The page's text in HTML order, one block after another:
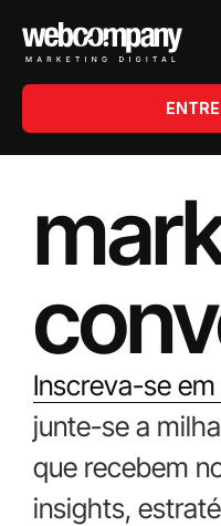
Inscreva-se
junte-se a
que recebem
insights,